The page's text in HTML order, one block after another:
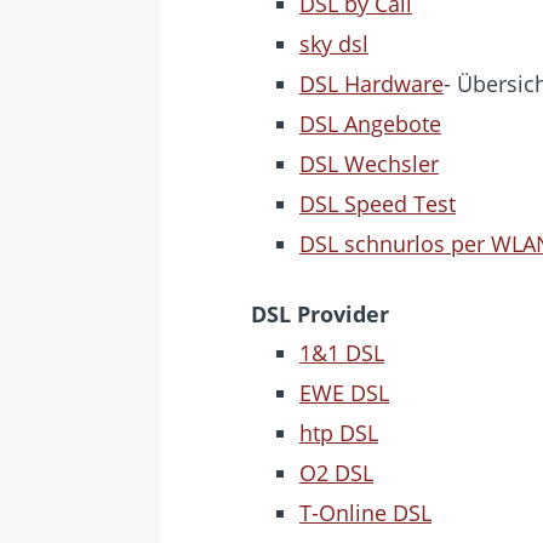
sky dsl
DSL Hardware-
DSL Angebote
DSL Wechsler
DSL Speed Test
DSL schnurlos per
DSL Provider
1&1 DSL
EWE DSL
htp DSL
O2 DSL
T-Online DSL